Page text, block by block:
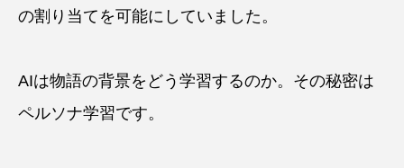
の割り当てを可能にしていました。
AIは物語の背景をどう学習するのか。その秘密は
ペルソナ学習です。